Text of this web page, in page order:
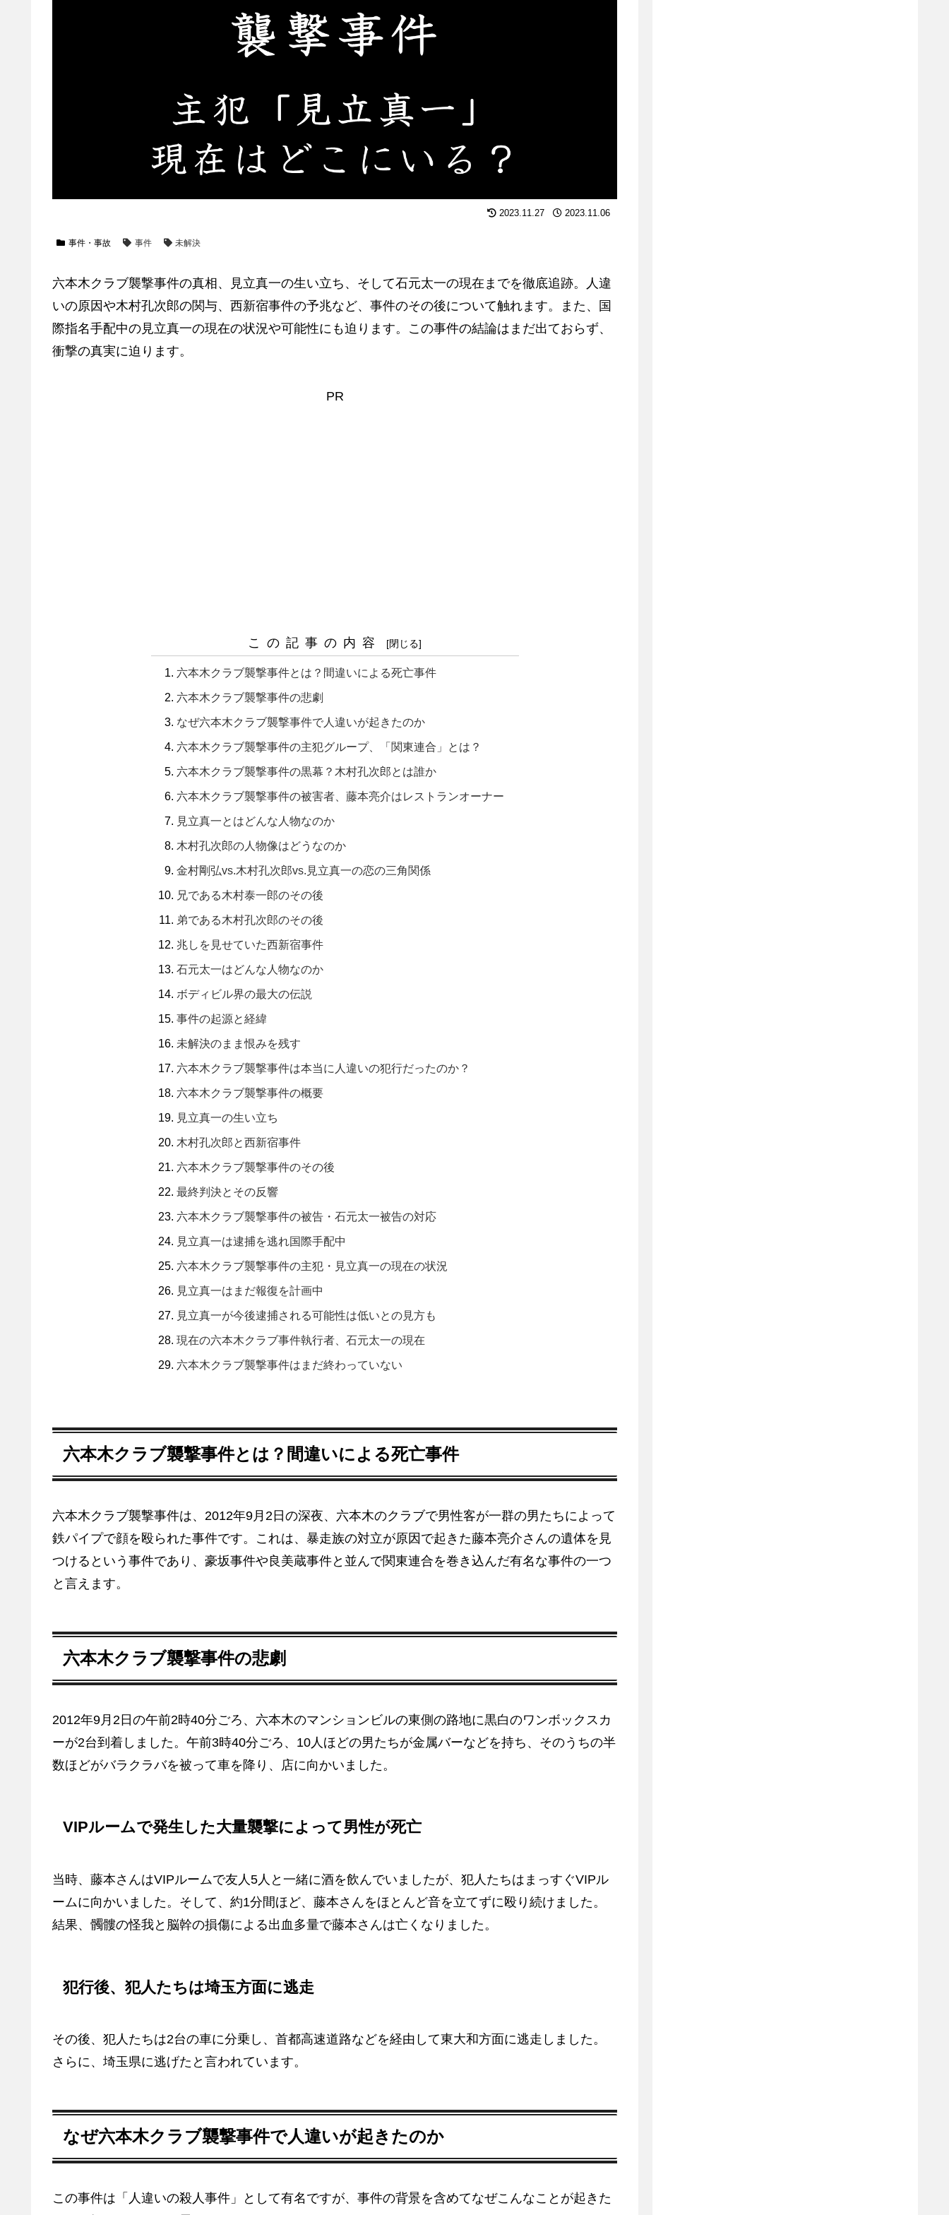
2023.11.27 2023.11.06
事件・事故 事件 未解決
六本木クラブ襲撃事件の真相、見立真一の生い立ち、そして石元太一の現在までを徹底追跡。人違
いの原因や木村孔次郎の関与、西新宿事件の予兆など、事件のその後について触れます。また、国
際指名手配中の見立真一の現在の状況や可能性にも迫ります。この事件の結論はまだ出ておらず、
衝撃の真実に迫ります。
PR
この記事の内容
六本木クラブ襲撃事件とは？間違いによる死亡事件
六本木クラブ襲撃事件の悲劇
なぜ六本木クラブ襲撃事件で人違いが起きたのか
六本木クラブ襲撃事件の主犯グループ、「関東連合」とは？
六本木クラブ襲撃事件の黒幕？木村孔次郎とは誰か
六本木クラブ襲撃事件の被害者、藤本亮介はレストランオーナー
見立真一とはどんな人物なのか
木村孔次郎の人物像はどうなのか
金村剛弘vs.木村孔次郎vs.見立真一の恋の三角関係
兄である木村泰一郎のその後
弟である木村孔次郎のその後
兆しを見せていた西新宿事件
石元太一はどんな人物なのか
ボディビル界の最大の伝説
事件の起源と経緯
未解決のまま恨みを残す
六本木クラブ襲撃事件は本当に人違いの犯行だったのか？
六本木クラブ襲撃事件の概要
見立真一の生い立ち
木村孔次郎と西新宿事件
六本木クラブ襲撃事件のその後
最終判決とその反響
六本木クラブ襲撃事件の被告・石元太一被告の対応
見立真一は逮捕を逃れ国際手配中
六本木クラブ襲撃事件の主犯・見立真一の現在の状況
見立真一はまだ報復を計画中
見立真一が今後逮捕される可能性は低いとの見方も
現在の六本木クラブ事件執行者、石元太一の現在
六本木クラブ襲撃事件はまだ終わっていない
六本木クラブ襲撃事件とは？間違いによる死亡事件
六本木クラブ襲撃事件は、2012年9月2日の深夜、六本木のクラブで男性客が一群の男たちによって
鉄パイプで顔を殴られた事件です。これは、暴走族の対立が原因で起きた藤本亮介さんの遺体を見
つけるという事件であり、豪坂事件や良美蔵事件と並んで関東連合を巻き込んだ有名な事件の一つ
と言えます。
六本木クラブ襲撃事件の悲劇
2012年9月2日の午前2時40分ごろ、六本木のマンションビルの東側の路地に黒白のワンボックスカ
ーが2台到着しました。午前3時40分ごろ、10人ほどの男たちが金属バーなどを持ち、そのうちの半
数ほどがバラクラバを被って車を降り、店に向かいました。
VIPルームで発生した大量襲撃によって男性が死亡
当時、藤本さんはVIPルームで友人5人と一緒に酒を飲んでいましたが、犯人たちはまっすぐVIPル
ームに向かいました。そして、約1分間ほど、藤本さんをほとんど音を立てずに殴り続けました。
結果、髑髏の怪我と脳幹の損傷による出血多量で藤本さんは亡くなりました。
犯行後、犯人たちは埼玉方面に逃走
その後、犯人たちは2台の車に分乗し、首都高速道路などを経由して東大和方面に逃走しました。
さらに、埼玉県に逃げたと言われています。
なぜ六本木クラブ襲撃事件で人違いが起きたのか
この事件は「人違いの殺人事件」として有名ですが、事件の背景を含めてなぜこんなことが起きた